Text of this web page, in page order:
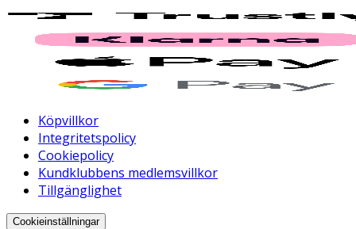
Köpvillkor
Integritetspolicy
Cookiepolicy
Kundklubbens medlemsvillkor
Tillgänglighet
Cookieinställningar